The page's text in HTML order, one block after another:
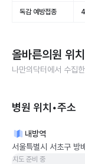
독감 예방접종
올바른의원 위
나만의닥터에서 수집한
병원 위치•주소
내방역
서울특별시 서초구 방
지도 준비 중